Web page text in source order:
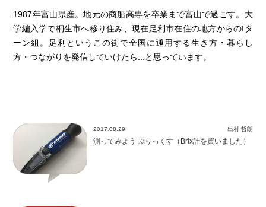
1987年富山県産。地元の商船高専を卒業まで富山で過ごす。大
学編入学で桐生市へ移り住み、現在足利市在住の地方からのIタ
ーン組。足利というこの街で全国に通用する生き方・暮らし
方・つながりを発信していけたら...と思っています。
2017.08.29
測ってみよう ぶりっくす（Brix計を買いました）
出村 哲朗